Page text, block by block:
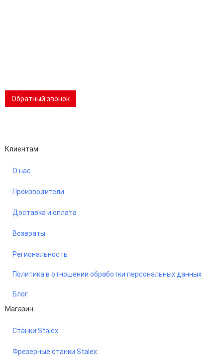
Обратный звонок
Клиентам
О нас
Производители
Доставка и оплата
Возвраты
Региональность
Политика в отношении обработки персональных данных
Блог
Магазин
Станки Stalex
Фрезерные станки Stalex